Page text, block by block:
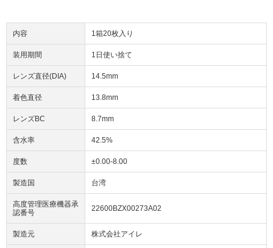
内容 1箱20枚入り
装用期間 1日使い捨て
レンズ直径(DIA) 14.5mm
着色直径 13.8mm
レンズBC 8.7mm
含水率 42.5%
度数 ±0.00-8.00
製造国 台湾
高度管理医療機器承
認番号
22600BZX00273A02
製造元 株式会社アイレ